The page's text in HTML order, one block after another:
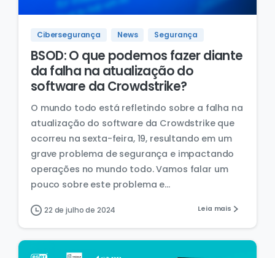
Cibersegurança News Segurança
BSOD: O que podemos fazer diante
da falha na atualização do
software da Crowdstrike?
O mundo todo está refletindo sobre a falha na
atualização do software da Crowdstrike que
ocorreu na sexta-feira, 19, resultando em um
grave problema de segurança e impactando
operações no mundo todo. Vamos falar um
pouco sobre este problema e...
22 de julho de 2024 Leia mais